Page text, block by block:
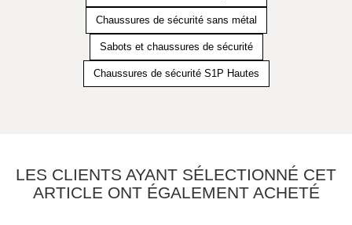
Chaussures de sécurité sans métal
Sabots et chaussures de sécurité
Chaussures de sécurité S1P Hautes
LES CLIENTS AYANT SÉLECTIONNÉ CET
ARTICLE ONT ÉGALEMENT ACHETÉ